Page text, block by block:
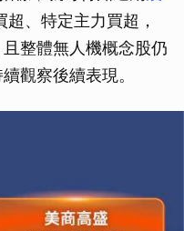
、特定主力買超，
整體無人機概念股仍
觀察後續表現。